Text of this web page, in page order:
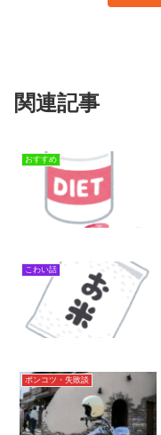
関連記事
おすすめ
こわい話
ポンコツ・失敗談